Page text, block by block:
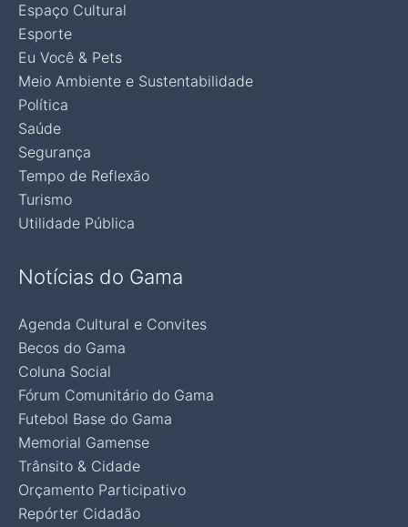
Espaço Cultural
Esporte
Eu Você & Pets
Meio Ambiente e Sustentabilidade
Política
Saúde
Segurança
Tempo de Reflexão
Turismo
Utilidade Pública
Notícias do Gama
Agenda Cultural e Convites
Becos do Gama
Coluna Social
Fórum Comunitário do Gama
Futebol Base do Gama
Memorial Gamense
Trânsito & Cidade
Orçamento Participativo
Repórter Cidadão